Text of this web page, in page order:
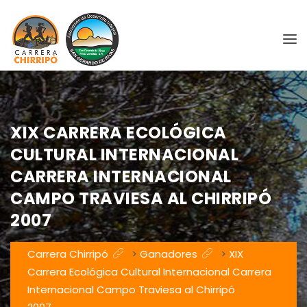
XIX CARRERA ECOLÓGICA
CULTURAL INTERNACIONAL
CARRERA INTERNACIONAL
CAMPO TRAVIESA AL CHIRRIPÓ
2007
Carrera Chirripó > Ganadores > XIX
Carrera Ecológica Cultural Internacional Carrera
Internacional Campo Traviesa al Chirripó